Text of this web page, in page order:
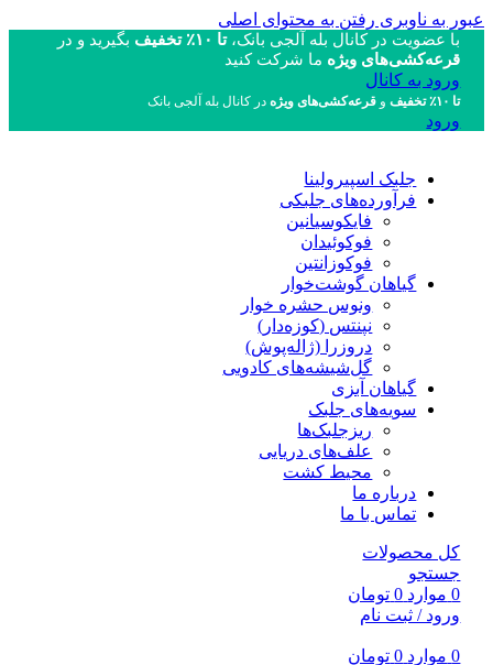
عبور به ناوبری رفتن به محتوای اصلی
با عضویت در کانال بله آلجی بانک، تا ۱۰٪ تخفیف
بگیرید و در
قرعه‌کشی‌های ویژه ما شرکت کنید
ورود به کانال
تا ۱۰٪ تخفیف و قرعه‌کشی‌های ویژهدر کانال بله آلجی بانک
ورود
جلبک اسپیرولینا
فرآورده‌های جلبکی
فایکوسیانین
فوکوئیدان
فوکوزانتین
گیاهان گوشت‌خوار
ونوس حشره خوار
نپنتس (کوزه‌دار)
دروزرا (ژاله‌پوش)
گل‌شیشه‌های کادویی
گیاهان آبزی
سویه‌های جلبک
ریزجلبک‌ها
علف‌های دریایی
محیط کشت
درباره ما
تماس با ما
کل محصولات
جستجو
0 موارد 0 تومان
ورود / ثبت نام
0 موارد 0 تومان